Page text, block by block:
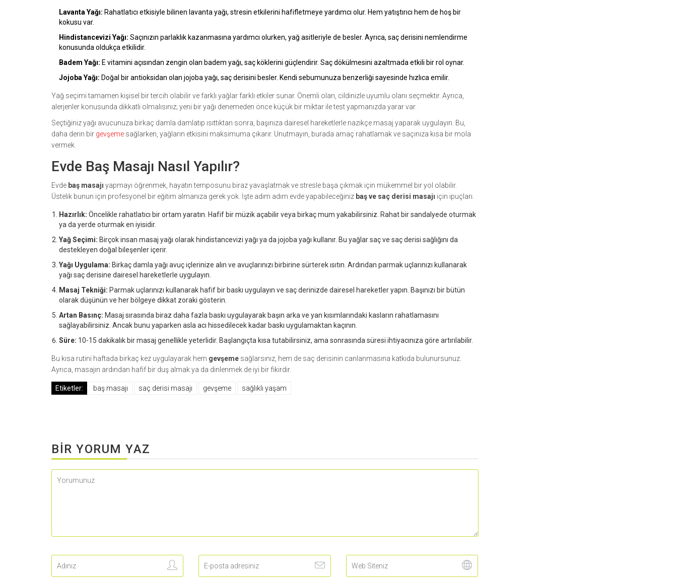
Lavanta Yağı: Rahatlatıcı etkisiyle bilinen lavanta yağı, stresin etkilerini hafifletmeye yardımcı olur. Hem yatıştırıcı hem de hoş bir
kokusu var.
Hindistancevizi Yağı: Saçınızın parlaklık kazanmasına yardımcı olurken, yağ asitleriyle de besler. Ayrıca, saç derisini nemlendirme
konusunda oldukça etkilidir.
Badem Yağı: E vitamini açısından zengin olan badem yağı, saç köklerini güçlendirir. Saç dökülmesini azaltmada etkili bir rol oynar.
Jojoba Yağı: Doğal bir antioksidan olan jojoba yağı, saç derisini besler. Kendi sebumunuza benzerliği sayesinde hızlıca emilir.
Yağ seçimi tamamen kişisel bir tercih olabilir ve farklı yağlar farklı etkiler sunar. Önemli olan, cildinizle uyumlu olanı seçmektir. Ayrıca,
alerjenler konusunda dikkatli olmalısınız; yeni bir yağı denemeden önce küçük bir miktar ile test yapmanızda yarar var.
Seçtiğiniz yağı avucunuza birkaç damla damlatıp ısıttıktan sonra, başınıza dairesel hareketlerle nazikçe masaj yaparak uygulayın. Bu,
daha derin bir gevşeme sağlarken, yağların etkisini maksimuma çıkarır. Unutmayın, burada amaç rahatlamak ve saçınıza kısa bir mola
vermek.
Evde Baş Masajı Nasıl Yapılır?
Evde baş masajı yapmayı öğrenmek, hayatın temposunu biraz yavaşlatmak ve stresle başa çıkmak için mükemmel bir yol olabilir.
Üstelik bunun için profesyonel bir eğitim almanıza gerek yok. İşte adım adım evde yapabileceğiniz baş ve saç derisi masajı için ipuçları.
Hazırlık: Öncelikle rahatlatıcı bir ortam yaratın. Hafif bir müzik açabilir veya birkaç mum yakabilirsiniz. Rahat bir sandalyede oturmak
ya da yerde oturmak en iyisidir.
Yağ Seçimi: Birçok insan masaj yağı olarak hindistancevizi yağı ya da jojoba yağı kullanır. Bu yağlar saç ve saç derisi sağlığını da
destekleyen doğal bileşenler içerir.
Yağı Uygulama: Birkaç damla yağı avuç içlerinize alın ve avuçlarınızı birbirine sürterek ısıtın. Ardından parmak uçlarınızı kullanarak
yağı saç derisine dairesel hareketlerle uygulayın.
Masaj Tekniği: Parmak uçlarınızı kullanarak hafif bir baskı uygulayın ve saç derinizde dairesel hareketler yapın. Başınızı bir bütün
olarak düşünün ve her bölgeye dikkat zoraki gösterin.
Artan Basınç: Masaj sırasında biraz daha fazla baskı uygulayarak başın arka ve yan kısımlarındaki kasların rahatlamasını
sağlayabilirsiniz. Ancak bunu yaparken asla acı hissedilecek kadar baskı uygulamaktan kaçının.
Süre: 10-15 dakikalık bir masaj genellikle yeterlidir. Başlangıçta kısa tutabilirsiniz, ama sonrasında süresi ihtiyacınıza göre artırılabilir.
Bu kısa rutini haftada birkaç kez uygulayarak hem gevşeme sağlarsınız, hem de saç derisinin canlanmasına katkıda bulunursunuz.
Ayrıca, masajın ardından hafif bir duş almak ya da dinlenmek de iyi bir fikirdir.
Etiketler: baş masajı saç derisi masajı gevşeme sağlıklı yaşam
BIR YORUM YAZ